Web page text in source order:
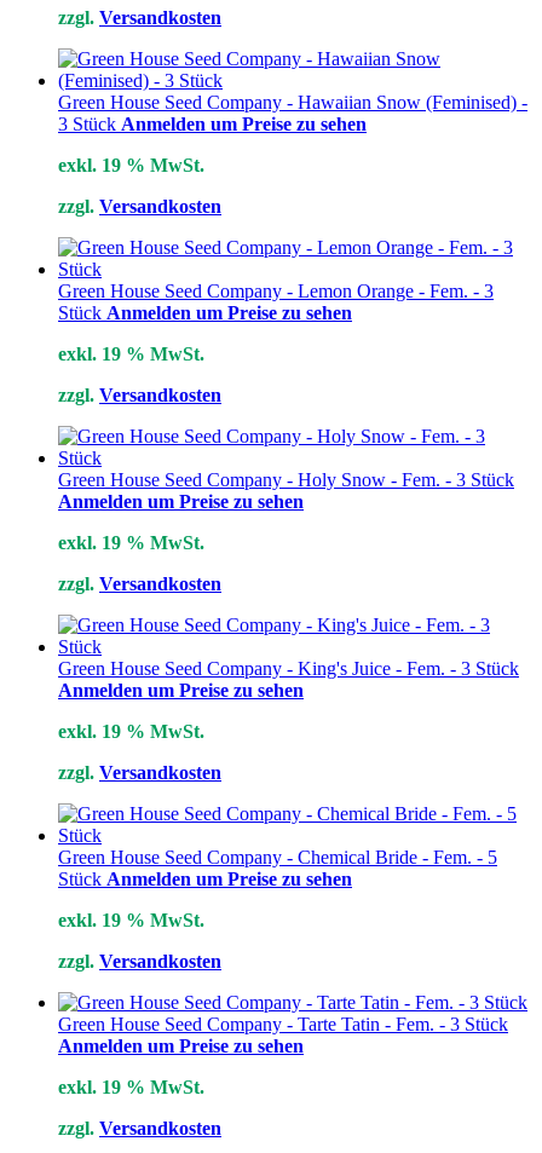
zzgl. Versandkosten
Green House Seed Company - Hawaiian Snow (Feminised) -
3 Stück Anmelden um Preise zu sehen
exkl. 19 % MwSt.
zzgl. Versandkosten
Green House Seed Company - Lemon Orange - Fem. - 3
Stück Anmelden um Preise zu sehen
exkl. 19 % MwSt.
zzgl. Versandkosten
Green House Seed Company - Holy Snow - Fem. - 3 Stück
Anmelden um Preise zu sehen
exkl. 19 % MwSt.
zzgl. Versandkosten
Green House Seed Company - King's Juice - Fem. - 3 Stück
Anmelden um Preise zu sehen
exkl. 19 % MwSt.
zzgl. Versandkosten
Green House Seed Company - Chemical Bride - Fem. - 5
Stück Anmelden um Preise zu sehen
exkl. 19 % MwSt.
zzgl. Versandkosten
Green House Seed Company - Tarte Tatin - Fem. - 3 Stück
Anmelden um Preise zu sehen
exkl. 19 % MwSt.
zzgl. Versandkosten